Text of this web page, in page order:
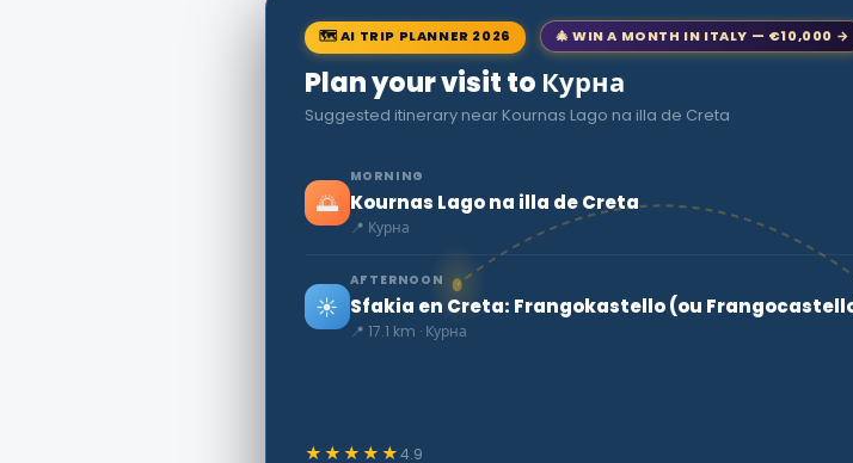
🗺 AI TRIP PLANNER 2026 🎄 WIN A MONTH IN ITALY — €10,000 →
Plan your visit to Курна
Suggested itinerary near Kournas Lago na illa de Creta
🌅
MORNING
Kournas Lago na illa de Creta
📍 Курна
☀️
AFTERNOON
Sfakia en Creta: Frangokastello (ou
📍 17.1 km · Курна
★★★★★4.9